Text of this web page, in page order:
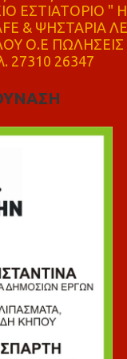
ΕΣΤΙΑΤΟΡΙΟ "
& ΨΗΣΤΑΡΙΑ
Ο.Ε ΠΩΛΗΣΕΙΣ
27310 26347